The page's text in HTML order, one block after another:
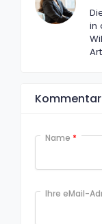
in
Name *
Ihre eMail-